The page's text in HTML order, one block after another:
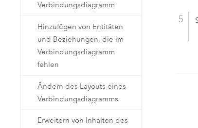
Verbindungsdiagramm
Hinzufügen von Entitäten
und Beziehungen, die im
Verbindungsdiagramm
fehlen
Ändern des Layouts eines
Verbindungsdiagramms
Erweitern von Inhalten des